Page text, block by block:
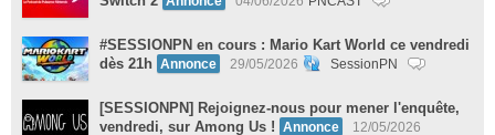
#SESSIONPN en cours : Mario Kart World ce vendredi
dès 21h Annonce 29/05/2026 SessionPN
[SESSIONPN] Rejoignez-nous pour mener l'enquête,
vendredi, sur Among Us !
Annonce 12/05/2026